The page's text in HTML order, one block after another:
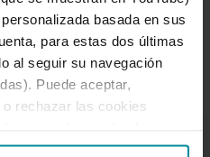
basada en sus
para estas dos últimas
al seguir su navegación
Puede aceptar,
rechazar las cookies
más información, así